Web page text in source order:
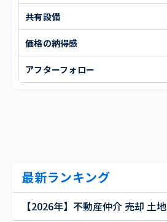
共有設備
価格の納得感
アフターフォロー
最新ランキング
【2026年】不動産仲介 売却 土地